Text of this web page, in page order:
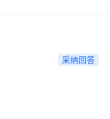
采纳回答